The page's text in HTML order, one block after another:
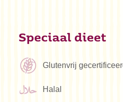
Speciaal dieet
Glutenvrij
Halal